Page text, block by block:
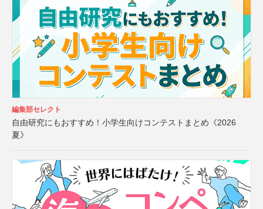
編集部セレクト
自由研究にもおすすめ！小学生向けコンテストまとめ《2026
夏》